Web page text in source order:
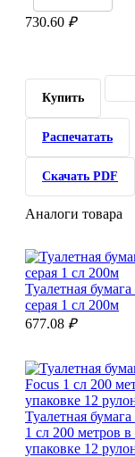
730.60 ₽
Купить
Распечатать
Скачать PDF
Аналоги товара
Туалетная
серая 1 сл 200м
677.08 ₽
Туалетная
1 сл 200 метров в
упаковке 12